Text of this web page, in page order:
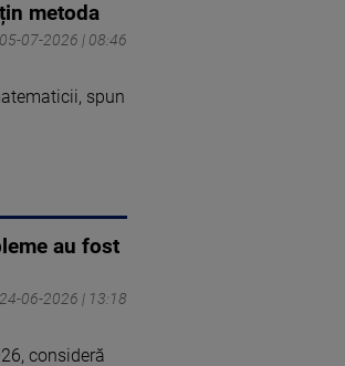
metoda
05-07-2026 | 08:46
spun
au fost
24-06-2026 | 13:18
consideră